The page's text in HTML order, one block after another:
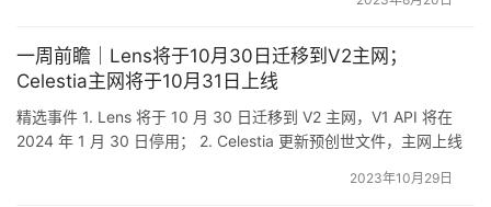
Sentiment V1； 4. Binance 将于 8 月 22 日下架 SNM/BUSD、
一周前瞻｜Lens将于10月30日迁移到V2主网；
Celestia主网将于10月31日上线
精选事件 1. Lens 将于 10 月 30 日迁移到 V2 主网，V1 API 将在
2024 年 1 月 30 日停用； 2. Celestia 更新预创世文件，主网上线
10 月 31 日； 4. Binance 合约将于 11 月 2 日前更新 BTCU…
2023年10月29日